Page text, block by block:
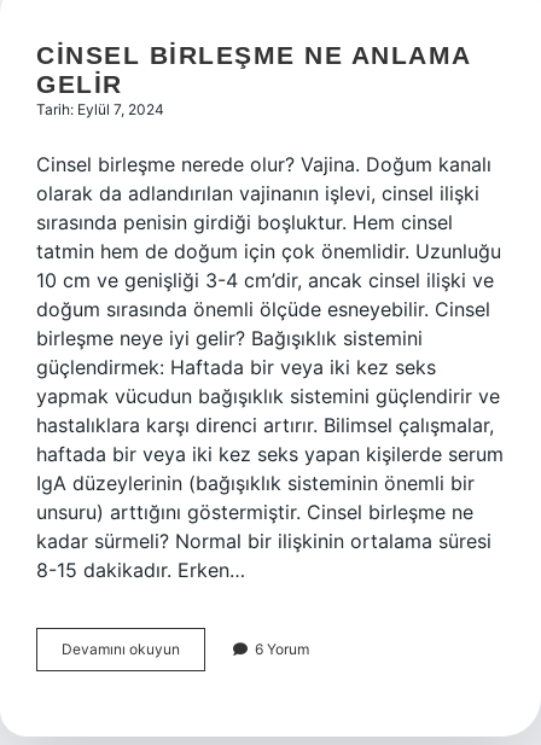
CINSEL BIRLEŞME NE ANLAMA
GELIR
Tarih: Eylül 7, 2024
Cinsel birleşme nerede olur? Vajina. Doğum kanalı
olarak da adlandırılan vajinanın işlevi, cinsel ilişki
sırasında penisin girdiği boşluktur. Hem cinsel
tatmin hem de doğum için çok önemlidir. Uzunluğu
10 cm ve genişliği 3-4 cm’dir, ancak cinsel ilişki ve
doğum sırasında önemli ölçüde esneyebilir. Cinsel
birleşme neye iyi gelir? Bağışıklık sistemini
güçlendirmek: Haftada bir veya iki kez seks
yapmak vücudun bağışıklık sistemini güçlendirir ve
hastalıklara karşı direnci artırır. Bilimsel çalışmalar,
haftada bir veya iki kez seks yapan kişilerde serum
IgA düzeylerinin (bağışıklık sisteminin önemli bir
unsuru) arttığını göstermiştir. Cinsel birleşme ne
kadar sürmeli? Normal bir ilişkinin ortalama süresi
8-15 dakikadır. Erken…
Devamını okuyun
Birleşme
Gelir
6 Yorum